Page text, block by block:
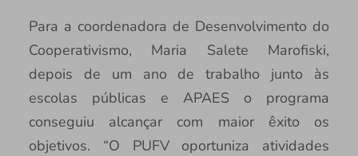
Para a coordenadora de Desenvolvimento do
Cooperativismo, Maria Salete Marofiski,
depois de um ano de trabalho junto às
escolas públicas e APAES o programa
conseguiu alcançar com maior êxito os
objetivos. “O PUFV oportuniza atividades